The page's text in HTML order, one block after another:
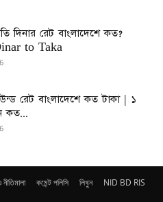
দিনার রেট বাংলাদেশে কত?
to Taka
রেট বাংলাদেশে কত টাকা | ১
কত...
কমেন্ট পলিসি লিখুন NID BD RIS